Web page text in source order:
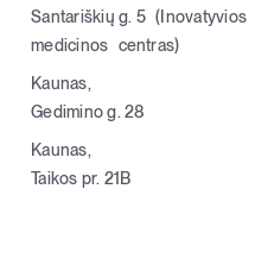
Santariškių g. 5 (Inovatyvios
medicinos centras)
Kaunas,
Gedimino g. 28
Kaunas,
Taikos pr. 21B